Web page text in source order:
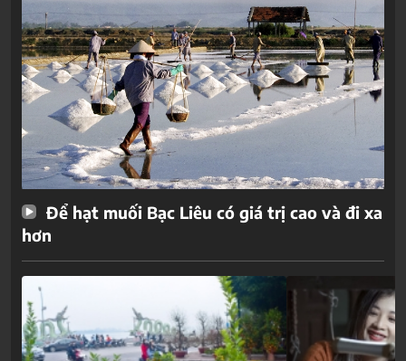
Để hạt muối Bạc Liêu có giá trị cao và đi xa
hơn